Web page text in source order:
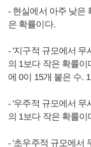
- 현실에서 아주 낮은
은 확률이다.
- '지구적 규모에서 무
의 1보다 작은 확률이
에 0이 15개 붙은 수.
- '우주적 규모에서 무
의 1보다 작은 확률이
- '초우주적 규모에서